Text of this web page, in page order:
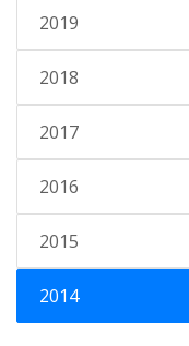
2019
2018
2017
2016
2015
2014